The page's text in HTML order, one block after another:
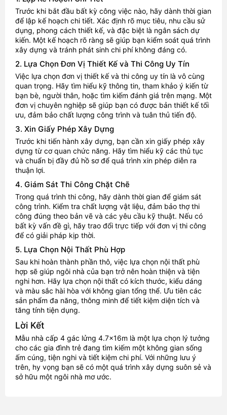
Trước khi bắt đầu bất kỳ công việc nào, hãy dành thời gian
để lập kế hoạch chi tiết. Xác định rõ mục tiêu, nhu cầu sử
dụng, phong cách thiết kế, và đặc biệt là ngân sách dự
kiến. Một kế hoạch rõ ràng sẽ giúp bạn kiểm soát quá trình
xây dựng và tránh phát sinh chi phí không đáng có.
2. Lựa Chọn Đơn Vị Thiết Kế và Thi Công Uy Tín
Việc lựa chọn đơn vị thiết kế và thi công uy tín là vô cùng
quan trọng. Hãy tìm hiểu kỹ thông tin, tham khảo ý kiến từ
bạn bè, người thân, hoặc tìm kiếm đánh giá trên mạng. Một
đơn vị chuyên nghiệp sẽ giúp bạn có được bản thiết kế tối
ưu, đảm bảo chất lượng công trình và tuân thủ tiến độ.
3. Xin Giấy Phép Xây Dựng
Trước khi tiến hành xây dựng, bạn cần xin giấy phép xây
dựng từ cơ quan chức năng. Hãy tìm hiểu kỹ các thủ tục
và chuẩn bị đầy đủ hồ sơ để quá trình xin phép diễn ra
thuận lợi.
4. Giám Sát Thi Công Chặt Chẽ
Trong quá trình thi công, hãy dành thời gian để giám sát
công trình. Kiểm tra chất lượng vật liệu, đảm bảo thợ thi
công đúng theo bản vẽ và các yêu cầu kỹ thuật. Nếu có
bất kỳ vấn đề gì, hãy trao đổi trực tiếp với đơn vị thi công
để có giải pháp kịp thời.
5. Lựa Chọn Nội Thất Phù Hợp
Sau khi hoàn thành phần thô, việc lựa chọn nội thất phù
hợp sẽ giúp ngôi nhà của bạn trở nên hoàn thiện và tiện
nghi hơn. Hãy lựa chọn nội thất có kích thước, kiểu dáng
và màu sắc hài hòa với không gian tổng thể. Ưu tiên các
sản phẩm đa năng, thông minh để tiết kiệm diện tích và
tăng tính tiện dụng.
Lời Kết
Mẫu nhà cấp 4 gác lửng 4.7x16m là một lựa chọn lý tưởng
cho các gia đình trẻ đang tìm kiếm một không gian sống
ấm cúng, tiện nghi và tiết kiệm chi phí. Với những lưu ý
trên, hy vọng bạn sẽ có một quá trình xây dựng suôn sẻ và
sở hữu một ngôi nhà mơ ước.